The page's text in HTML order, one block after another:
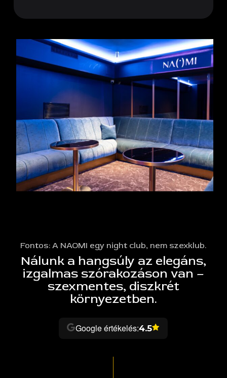
Fontos: A NAOMI egy night club, nem szexklub.
Nálunk a hangsúly az elegáns,
izgalmas szórakozáson van –
szexmentes, diszkrét
környezetben.
Google értékelés:4.5